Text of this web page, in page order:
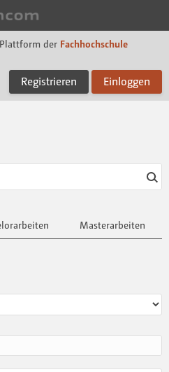
der Fachhochschule
Registrieren Einloggen
Masterarbeiten